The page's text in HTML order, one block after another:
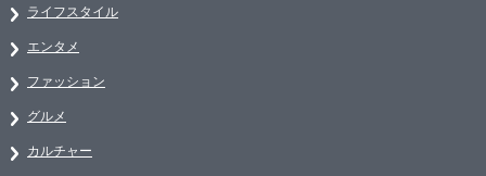
ライフスタイル
エンタメ
ファッション
グルメ
カルチャー